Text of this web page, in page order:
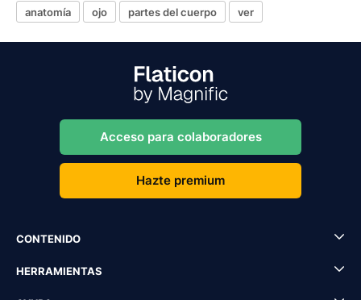
anatomía
ojo partes del cuerpo ver
Acceso para colaboradores
Hazte premium
CONTENIDO
HERRAMIENTAS